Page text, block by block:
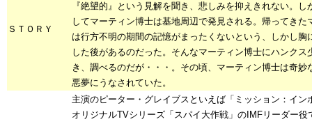
ＳＴＯＲＹ
『絶望的』という見解を聞き、悲しみを抑えきれない。し
してマーティン博士は基地周辺で発見される。帰ってきた
は行方不明の期間の記憶がまったくないという、しかし胸
した後があるのだった。そんなマーティン博士にハンクス
き、調べるのだが・・・。その頃、マーティン博士は奇妙
悪夢にうなされていた。
主演のピーター・グレイブスといえば「ミッション：イン
オリジナルTVシリーズ「スパイ大作戦」のIMFリーダー役